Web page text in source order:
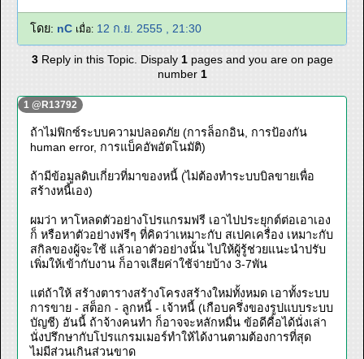
โดย: nC เมื่อ: 12 ก.ย. 2555 , 21:30
3Reply in this Topic. Dispaly 1 pages and you are on page
number 1
1 @R13792
ถ้าไม่ฟิกซ์ระบบความปลอดภัย (การล็อกอิน, การป้องกัน
human error, การแบ็คอัพอัตโนมัติ)
ถ้ามีข้อมูลดิบเกี่ยวที่มาของหนี้ (ไม่ต้องทำระบบบิลขายเพื่อ
สร้างหนี้เอง)
ผมว่า หาโหลดตัวอย่างโปรแกรมฟรี เอาไปประยุกต์ต่อเอาเอง
ก็ หรือหาตัวอย่างฟรีๆ ที่คิดว่าเหมาะกับ สเปคเครื่อง เหมาะกับ
สกิลของผู้จะใช้ แล้วเอาตัวอย่างนั้น ไปให้ผู้รู้ช่วยแนะนำปรับ
เพิ่มให้เข้ากับงาน ก็อาจเสียค่าใช้จ่ายบ้าง 3-7พัน
แต่ถ้าให้ สร้างตารางสร้างโครงสร้างใหม่ทั้งหมด เอาทั้งระบบ
การขาย - สต็อก - ลูกหนี้ - เจ้าหนี้ (เกือบครึ่งของรูปแบบระบบ
บัญชี) อันนี้ ถ้าจ้างคนทำ ก็อาจจะหลักหมื่น ข้อดีคื่อได้นั่งเล่า
นั่งปรึกษากับโปรแกรมเมอร์ทำให้ได้งานตามต้องการที่สุด
ไม่มีส่วนเกินส่วนขาด